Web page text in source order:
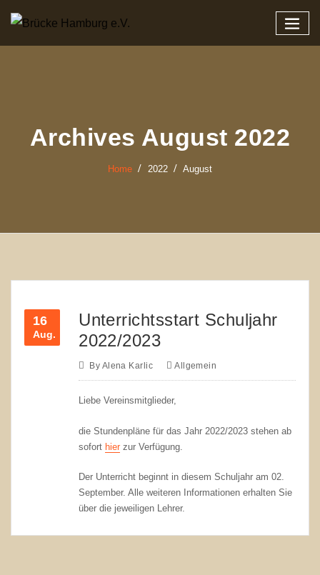
Inhalt
Archives August 2022
Home 2022 August
16
Aug.
Unterrichtsstart Schuljahr
2022/2023
By Alena Karlic Allgemein
Liebe Vereinsmitglieder,
die Stundenpläne für das Jahr 2022/2023 stehen ab
sofort hier zur Verfügung.
Der Unterricht beginnt in diesem Schuljahr am 02.
September. Alle weiteren Informationen erhalten Sie
über die jeweiligen Lehrer.